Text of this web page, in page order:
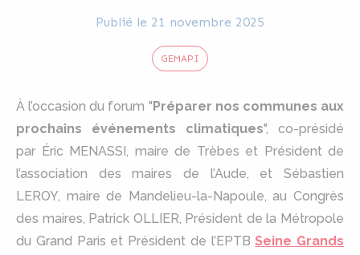
Publié le 21 novembre 2025
GEMAPI
À l’occasion du forum "Préparer nos communes aux
prochains événements climatiques", co-présidé
par Éric MENASSI, maire de Trèbes et Président de
l’association des maires de l’Aude, et Sébastien
LEROY, maire de Mandelieu-la-Napoule, au Congrès
des maires, Patrick OLLIER, Président de la Métropole
du Grand Paris et Président de l’EPTBSeine Grands